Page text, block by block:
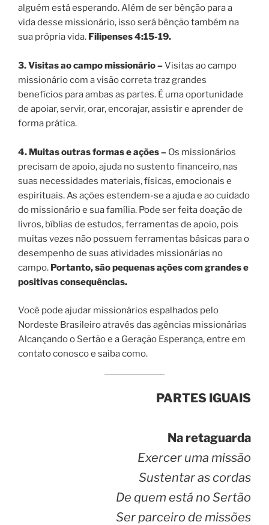
alguém está esperando. Além de ser bênção para a
vida desse missionário, isso será bênção também na
sua própria vida. Filipenses 4:15-19.
3. Visitas ao campo missionário –Visitas ao campo
missionário com a visão correta traz grandes
benefícios para ambas as partes. É uma oportunidade
de apoiar, servir, orar, encorajar, assistir e aprender de
forma prática.
4. Muitas outras formas e ações – Os missionários
precisam de apoio, ajuda no sustento financeiro, nas
suas necessidades materiais, físicas, emocionais e
espirituais. As ações estendem-se a ajuda e ao cuidado
do missionário e sua família. Pode ser feita doação de
livros, bíblias de estudos, ferramentas de apoio, pois
muitas vezes não possuem ferramentas básicas para o
desempenho de suas atividades missionárias no
campo. Portanto, são pequenas ações com grandes e
positivas consequências.
Você pode ajudar missionários espalhados pelo
Nordeste Brasileiro através das agências missionárias
Alcançando o Sertão e a Geração Esperança, entre em
contato conosco e saiba como.
PARTES IGUAIS
Na retaguarda
Exercer uma missão
Sustentar as cordas
De quem está no Sertão
Ser parceiro de missões